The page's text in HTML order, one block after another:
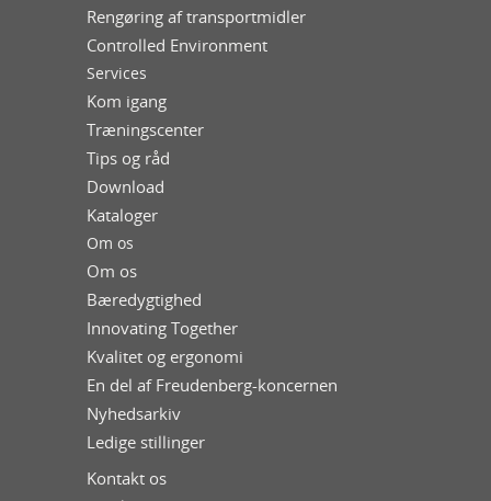
Rengøring af transportmidler
Controlled Environment
Services
Kom igang
Træningscenter
Tips og råd
Download
Kataloger
Om os
Om os
Bæredygtighed
Innovating Together
Kvalitet og ergonomi
En del af Freudenberg-koncernen
Nyhedsarkiv
Ledige stillinger
Kontakt os